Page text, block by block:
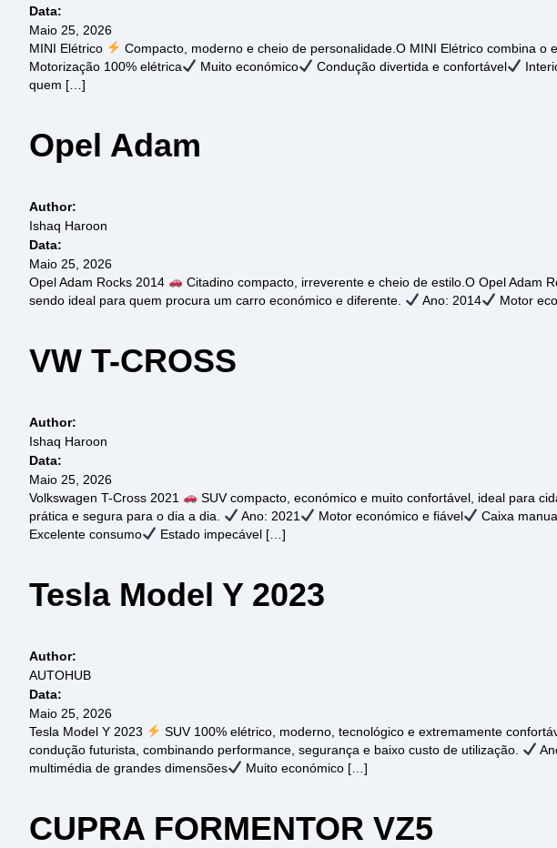
Data:
Maio 25, 2026
MINI Elétrico
Compacto, moderno e cheio de personalidade.O MINI Elétrico combina
Motorização 100% elétrica
Muito económico Condução divertida e confortável
quem […]
Opel Adam
Author:
Ishaq Haroon
Data:
Maio 25, 2026
Opel Adam Rocks 2014
Citadino compacto, irreverente e cheio de estilo.O Opel Adam
sendo ideal para quem procura um carro económico e diferente.
Ano: 2014 Motor
VW T-CROSS
Author:
Ishaq Haroon
Data:
Maio 25, 2026
Volkswagen T-Cross 2021
SUV compacto, económico e muito confortável, ideal para
prática e segura para o dia a dia.
Ano: 2021 Motor económico e fiável Caixa
Excelente consumo
Estado impecável […]
Tesla Model Y 2023
Author:
AUTOHUB
Data:
Maio 25, 2026
Tesla Model Y 2023
SUV 100% elétrico, moderno, tecnológico e extremamente
condução futurista, combinando performance, segurança e baixo custo de utilização.
multimédia de grandes dimensões
Muito económico […]
CUPRA FORMENTOR VZ5